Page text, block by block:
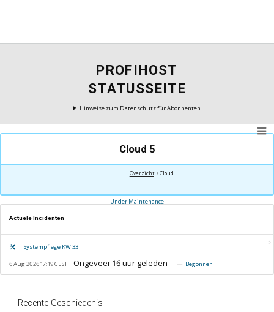
PROFIHOST
STATUSSEITE
Hinweise zum Datenschutz für Abonnenten
Cloud 5
Overzicht Cloud
Under Maintenance
Actuele Incidenten
Systempflege KW 33
6 Aug 2026 17:19 CEST Begonnen
Recente Geschiedenis